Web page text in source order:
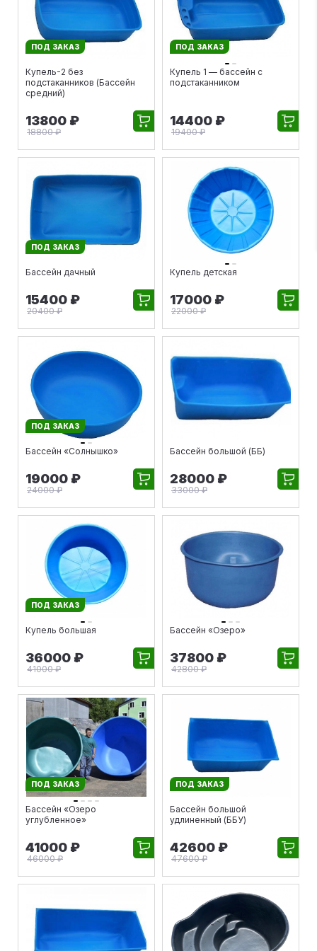
ПОД ЗАКАЗ
Купель-2 без
подстаканников (Бассейн
средний)
13800 ₽
18800 ₽
ПОД ЗАКАЗ
Купель 1 — бассейн с
подстаканником
14400 ₽
19400 ₽
ПОД ЗАКАЗ
Бассейн дачный
15400 ₽
20400 ₽
Купель детская
17000 ₽
22000 ₽
ПОД ЗАКАЗ
Бассейн «Солнышко»
19000 ₽
24000 ₽
Бассейн большой (ББ)
28000 ₽
33000 ₽
ПОД ЗАКАЗ
Купель большая
36000 ₽
41000 ₽
Бассейн «Озеро»
37800 ₽
42800 ₽
ПОД ЗАКАЗ
Бассейн «Озеро
углубленное»
41000 ₽
46000 ₽
ПОД ЗАКАЗ
Бассейн большой
удлиненный (ББУ)
42600 ₽
47600 ₽